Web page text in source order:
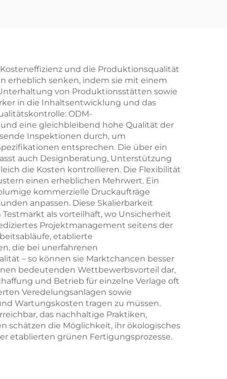
und die Produktionsqualität
erheblich senken, indem sie mit einem
von Produktionsstätten sowie
in die Inhaltsentwicklung und das
ODM-
eine gleichbleibend hohe Qualität der
Inspektionen durch, um
entsprechen. Die über ein
auch Designberatung, Unterstützung
die Kosten kontrollieren. Die Flexibilität
einen erheblichen Mehrwert. Ein
kommerzielle Druckaufträge
anpassen. Diese Skalierbarkeit
als vorteilhaft, wo Unsicherheit
Projektmanagement seitens der
etablierte
die bei unerfahrenen
– so können sie Marktchancen besser
bedeutenden Wettbewerbsvorteil dar,
und Betrieb für einzelne Verlage oft
Veredelungsanlagen sowie
Wartungskosten tragen zu müssen.
das nachhaltige Praktiken,
schätzen die Möglichkeit, ihr ökologisches
etablierten grünen Fertigungsprozesse.